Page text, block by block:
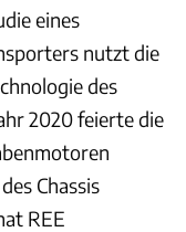
eines
nutzt die
des
2020 feierte die
Chassis
REE